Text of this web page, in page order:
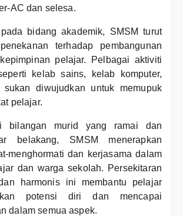
AC dan selesa.
bidang akademik, SMSM turut
terhadap pembangunan
pelajar. Pelbagai aktiviti
kelab sains, kelab komputer,
diwujudkan untuk memupuk
pelajar.
bilangan murid yang ramai dan
belakang, SMSM menerapkan
menghormati dan kerjasama dalam
dan warga sekolah. Persekitaran
harmonis ini membantu pelajar
potensi diri dan mencapai
dalam semua aspek.